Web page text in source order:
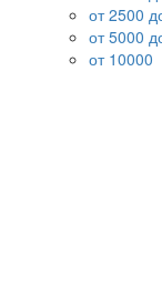
от 2500
от 5000
от 10000